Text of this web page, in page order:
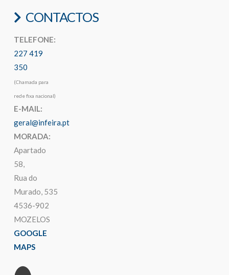
CONTACTOS
TELEFONE:
227 419
350
(Chamada para
rede fixa nacional)
E-MAIL:
geral@infeira.pt
MORADA:
Apartado
58,
Rua do
Murado, 535
4536-902
MOZELOS
GOOGLE
MAPS